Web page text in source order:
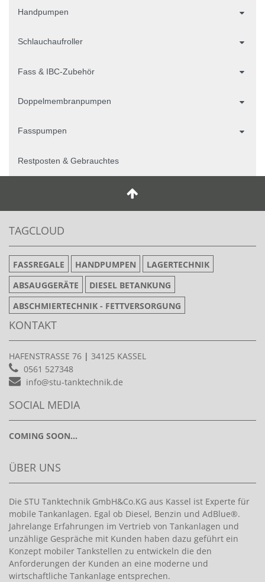
Handpumpen
Schlauchaufroller
Fass & IBC-Zubehör
Doppelmembranpumpen
Fasspumpen
Restposten & Gebrauchtes
TAGCLOUD
FASSREGALE HANDPUMPEN
LAGERTECHNIK
ABSAUGGERÄTE
DIESEL BETANKUNG
ABSCHMIERTECHNIK - FETTVERSORGUNG
KONTAKT
HAFENSTRASSE 76 | 34125 KASSEL
0561 527348
info@stu-tanktechnik.de
SOCIAL MEDIA
COMING SOON...
ÜBER UNS
Die STU Tanktechnik GmbH&Co.KG aus Kassel ist Experte für
mobile Tankanlagen. Egal ob Diesel, Benzin und AdBlue®.
Jahrelange Erfahrungen im Vertrieb von Tankanlagen und
unzählige Gespräche mit Kunden haben dazu geführt ein
Konzept mobiler Tankstellen zu entwickeln die den
Anforderungen der Kunden an eine moderne und
wirtschaftliche Tankanlage entsprechen.